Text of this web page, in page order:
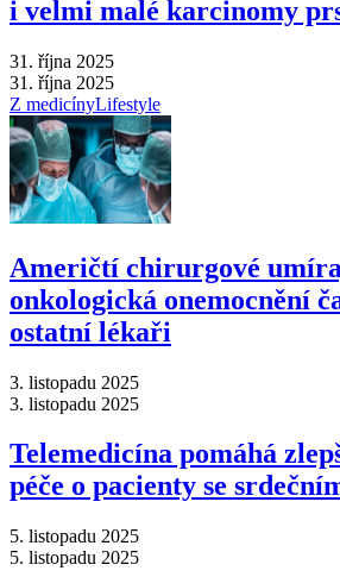
i velmi malé karcinomy
31. října 2025
31. října 2025
Z medicínyLifestyle
Američtí chirurgové
onkologická onemocnění
ostatní lékaři
3. listopadu 2025
3. listopadu 2025
Telemedicína pomáhá
péče o pacienty se
5. listopadu 2025
5. listopadu 2025